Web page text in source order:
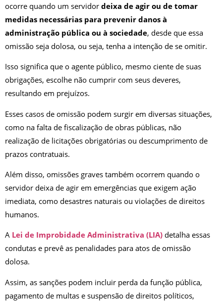
ocorre quando um servidor deixa de agir ou de tomar
medidas necessárias para prevenir danos à
administração pública ou à sociedade, desde que essa
omissão seja dolosa, ou seja, tenha a intenção de se omitir.
Isso significa que o agente público, mesmo ciente de suas
obrigações, escolhe não cumprir com seus deveres,
resultando em prejuízos.
Esses casos de omissão podem surgir em diversas situações,
como na falta de fiscalização de obras públicas, não
realização de licitações obrigatórias ou descumprimento de
prazos contratuais.
Além disso, omissões graves também ocorrem quando o
servidor deixa de agir em emergências que exigem ação
imediata, como desastres naturais ou violações de direitos
humanos.
A Lei de Improbidade Administrativa (LIA) detalha essas
condutas e prevê as penalidades para atos de omissão
dolosa.
Assim, as sanções podem incluir perda da função pública,
pagamento de multas e suspensão de direitos políticos,